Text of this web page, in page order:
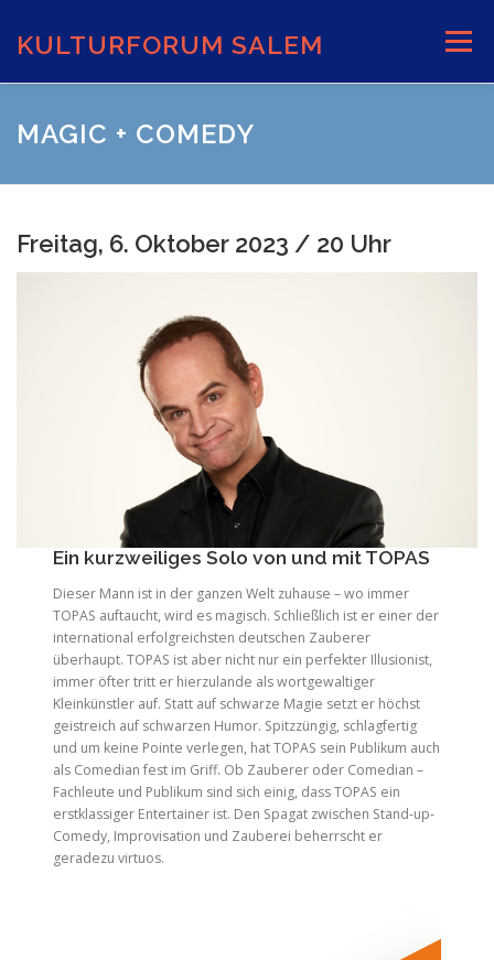
springen
KULTURFORUM SALEM Menü
AKTUELLES VERANSTALTUNGEN
MAGIC + COMEDY
Freitag, 6. Oktober 2023 / 20 Uhr
Ein kurzweiliges Solo von und mit TOPAS
Dieser Mann ist in der ganzen Welt zuhause – wo immer
TOPAS auftaucht, wird es magisch. Schließlich ist er einer der
international erfolgreichsten deutschen Zauberer
überhaupt. TOPAS ist aber nicht nur ein perfekter Illusionist,
immer öfter tritt er hierzulande als wortgewaltiger
Kleinkünstler auf. Statt auf schwarze Magie setzt er höchst
geistreich auf schwarzen Humor. Spitzzüngig, schlagfertig
und um keine Pointe verlegen, hat TOPAS sein Publikum auch
als Comedian fest im Griff. Ob Zauberer oder Comedian –
Fachleute und Publikum sind sich einig, dass TOPAS ein
erstklassiger Entertainer ist. Den Spagat zwischen Stand-up-
Comedy, Improvisation und Zauberei beherrscht er
geradezu virtuos.